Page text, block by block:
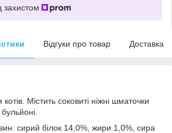
захистом
Відгуки про товар Доставка
Містить соковиті ніжні шматочки
cирий білок 14,0%, жири 1,0%, сира